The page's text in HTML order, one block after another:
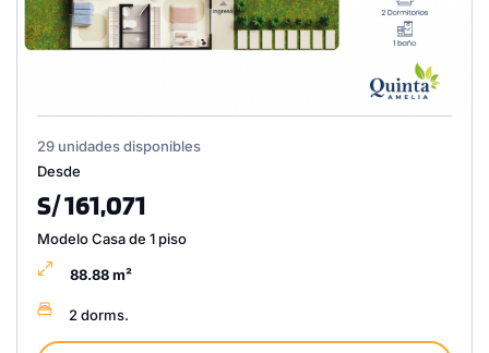
29 unidades disponibles
Desde
S/ 161,071
Modelo Casa de 1 piso
88.88 m²
2 dorms.